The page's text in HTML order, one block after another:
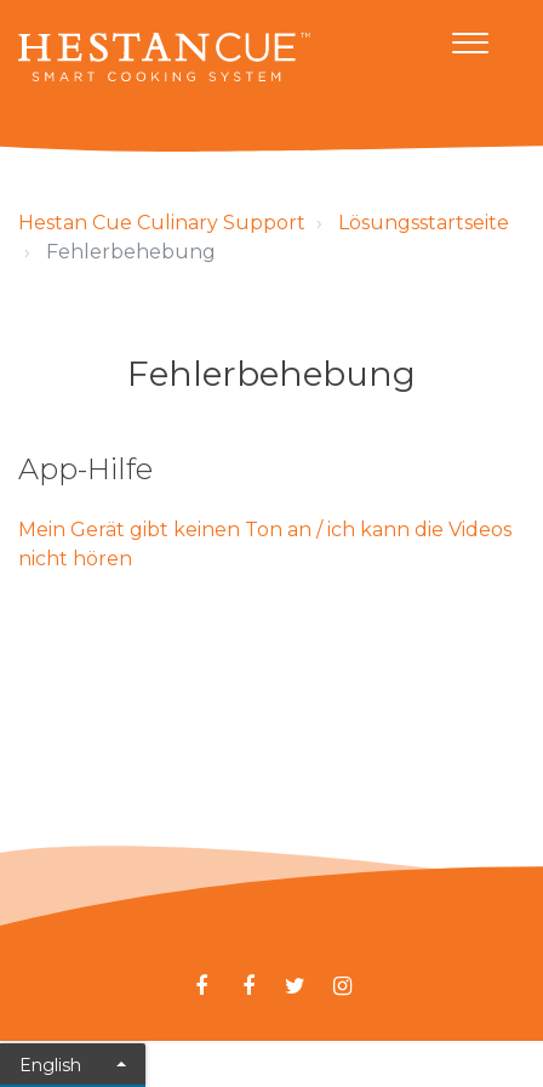
Hestan Cue Culinary Support
Lösungsstartseite
Fehlerbehebung
Fehlerbehebung
App-Hilfe
Mein Gerät gibt keinen Ton an / ich kann die Videos
nicht hören
English